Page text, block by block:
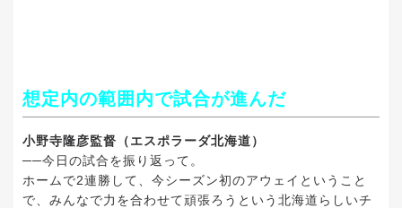
想定内の範囲内で試合が進んだ
小野寺隆彦監督（エスポラーダ北海道）
──今日の試合を振り返って。
ホームで2連勝して、今シーズン初のアウェイということ
で、みんなで力を合わせて頑張ろうという北海道らしいチ